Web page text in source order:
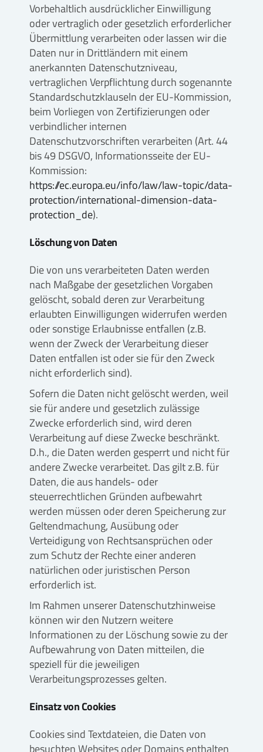
Vorbehaltlich ausdrücklicher Einwilligung
oder vertraglich oder gesetzlich erforderlicher
Übermittlung verarbeiten oder lassen wir die
Daten nur in Drittländern mit einem
anerkannten Datenschutzniveau,
vertraglichen Verpflichtung durch sogenannte
Standardschutzklauseln der EU-Kommission,
beim Vorliegen von Zertifizierungen oder
verbindlicher internen
Datenschutzvorschriften verarbeiten (Art. 44
bis 49 DSGVO, Informationsseite der EU-
Kommission:
https://ec.europa.eu/info/law/law-topic/data-
protection/international-dimension-data-
protection_de).
Löschung von Daten
Die von uns verarbeiteten Daten werden
nach Maßgabe der gesetzlichen Vorgaben
gelöscht, sobald deren zur Verarbeitung
erlaubten Einwilligungen widerrufen werden
oder sonstige Erlaubnisse entfallen (z.B.
wenn der Zweck der Verarbeitung dieser
Daten entfallen ist oder sie für den Zweck
nicht erforderlich sind).
Sofern die Daten nicht gelöscht werden, weil
sie für andere und gesetzlich zulässige
Zwecke erforderlich sind, wird deren
Verarbeitung auf diese Zwecke beschränkt.
D.h., die Daten werden gesperrt und nicht für
andere Zwecke verarbeitet. Das gilt z.B. für
Daten, die aus handels- oder
steuerrechtlichen Gründen aufbewahrt
werden müssen oder deren Speicherung zur
Geltendmachung, Ausübung oder
Verteidigung von Rechtsansprüchen oder
zum Schutz der Rechte einer anderen
natürlichen oder juristischen Person
erforderlich ist.
Im Rahmen unserer Datenschutzhinweise
können wir den Nutzern weitere
Informationen zu der Löschung sowie zu der
Aufbewahrung von Daten mitteilen, die
speziell für die jeweiligen
Verarbeitungsprozesses gelten.
Einsatz von Cookies
Cookies sind Textdateien, die Daten von
besuchten Websites oder Domains enthalten